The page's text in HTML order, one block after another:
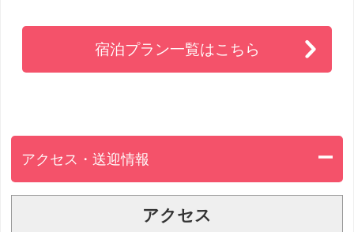
宿泊プラン一覧はこちら
アクセス・送迎情報
アクセス